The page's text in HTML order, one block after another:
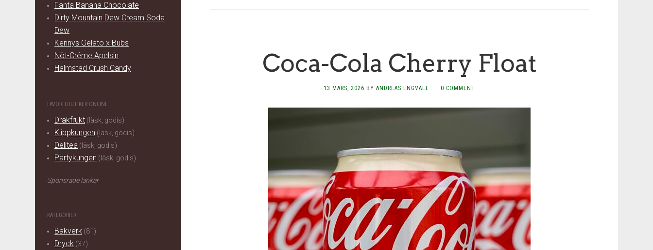
Fanta Banana Chocolate
Dirty Mountain Dew Cream Soda
Dew
Kennys Gelato x Bubs
Nöt-Créme Apelsin
Halmstad Crush Candy
FAVORITBUTIKER ONLINE
Drakfrukt (läsk, godis)
Klippkungen (läsk, godis)
Delitea (läsk, godis)
Partykungen (läsk, godis)
Sponsrade länkar
KATEGORIER
Bakverk (81)
Dryck (37)
Coca-Cola Cherry Float
13 MARS, 2026 BY ANDREAS ENGVALL · 0 COMMENT